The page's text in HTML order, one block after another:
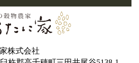
株式会社